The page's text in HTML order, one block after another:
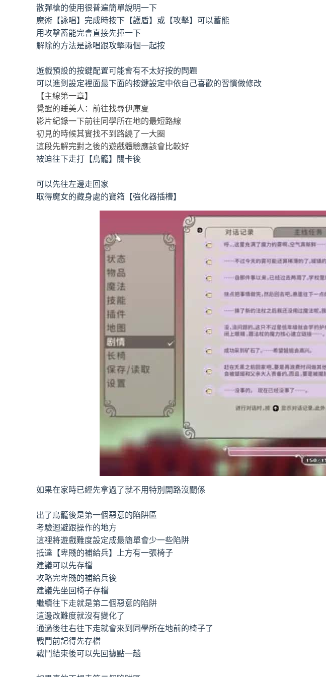
散彈槍的使用很普遍簡單說明一下
魔術【詠唱】完成時按下【護盾】或【攻擊】可以蓄能
用攻擊蓄能完會直接先揮一下
解除的方法是詠唱跟攻擊兩個一起按
遊戲預設的按鍵配置可能會有不太好按的問題
可以進到設定裡面最下面的按鍵設定中依自己喜歡的習慣做修改
【主線第一章】
覺醒的睡美人：前往找尋伊庫夏
影片紀錄一下前往同學所在地的最短路線
初見的時候其實找不到路繞了一大圈
這段先解完對之後的遊戲體驗應該會比較好
被迫往下走打【鳥籠】關卡後
可以先往左邊走回家
取得魔女的藏身處的寶箱【強化器插槽】
如果在家時已經先拿過了就不用特別開路沒關係
出了鳥籠後是第一個惡意的陷阱區
考驗迴避跟操作的地方
這裡將遊戲難度設定成最簡單會少一些陷阱
抵達【卑賤的補給兵】上方有一張椅子
建議可以先存檔
攻略完卑賤的補給兵後
建議先坐回椅子存檔
繼續往下走就是第二個惡意的陷阱
這邊改難度就沒有變化了
通過後往右往下走就會來到同學所在地前的椅子了
戰鬥前記得先存檔
戰鬥結束後可以先回據點一趟